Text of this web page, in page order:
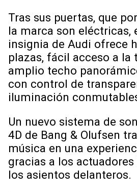
Tras sus puertas, que
la marca son eléctricas,
insignia de Audi ofrece
plazas, fácil acceso a la
amplio techo
con control de
iluminación
Un nuevo sistema de
4D de Bang & Olufsen
música en una
gracias a los
los asientos delanteros.